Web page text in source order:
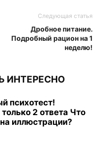
Следующая статья
Дробное питание.
Подробный рацион на 1
неделю!
ИНТЕРЕСНО
психотест!
2 ответа Что
иллюстрации?